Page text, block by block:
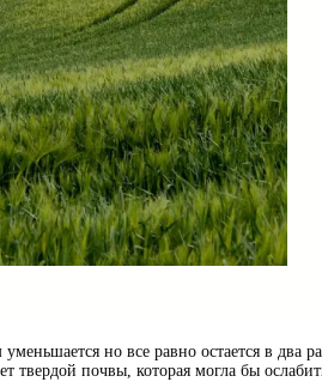
но все равно остается в два
почвы, которая могла бы